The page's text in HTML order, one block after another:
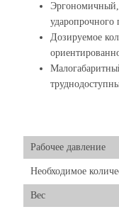
Эргономичный,
ударопрочного
Дозируемое
Рабочее давление
Необходимое
Вес